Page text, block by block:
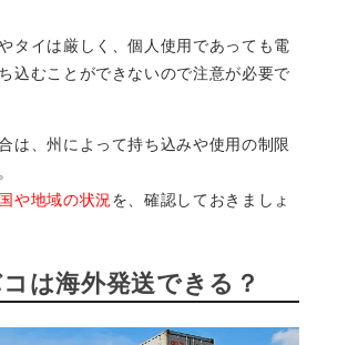
タイは厳しく、個人使用であっても電
込むことができないので注意が必要で
は、州によって持ち込みや使用の制限
や地域の状況 を、確認しておきましょ
は海外発送できる？